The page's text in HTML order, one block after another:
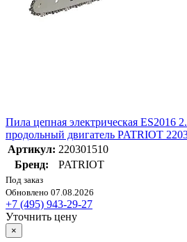
Пила цепная электрическая ES2016
продольный двигатель PATRIOT
Артикул: 220301510
Бренд:
PATRIOT
Под заказ
Обновлено 07.08.2026
+7 (495) 943-29-27
Уточнить цену
×